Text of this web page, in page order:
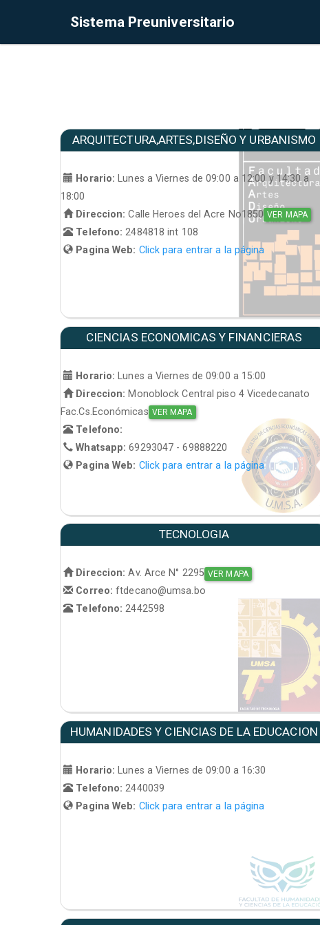
Sistema Preuniversitario
ARQUITECTURA,ARTES,DISEÑO Y URBANISMO
Horario:
Lunes a Viernes de 09:00 a 12:00 y 14:30 a
18:00
Direccion: Calle Heroes del Acre No1850 VER MAPA
Telefono: 2484818 int 108
Pagina Web: Click para entrar a la página
CIENCIAS ECONOMICAS Y FINANCIERAS
Horario:
Lunes a Viernes de 09:00 a 15:00
Direccion: Monoblock Central piso 4 Vicedecanato
Fac.Cs.Económicas VER MAPA
Telefono:
Whatsapp:69293047 - 69888220
Pagina Web: Click para entrar a la página
TECNOLOGIA
Direccion: Av. Arce N° 2295 VER MAPA
Correo:ftdecano@umsa.bo
Telefono:2442598
HUMANIDADES Y CIENCIAS DE LA EDUCACION
Horario:
Lunes a Viernes de 09:00 a 16:30
Telefono: 2440039
Pagina Web: Click para entrar a la página